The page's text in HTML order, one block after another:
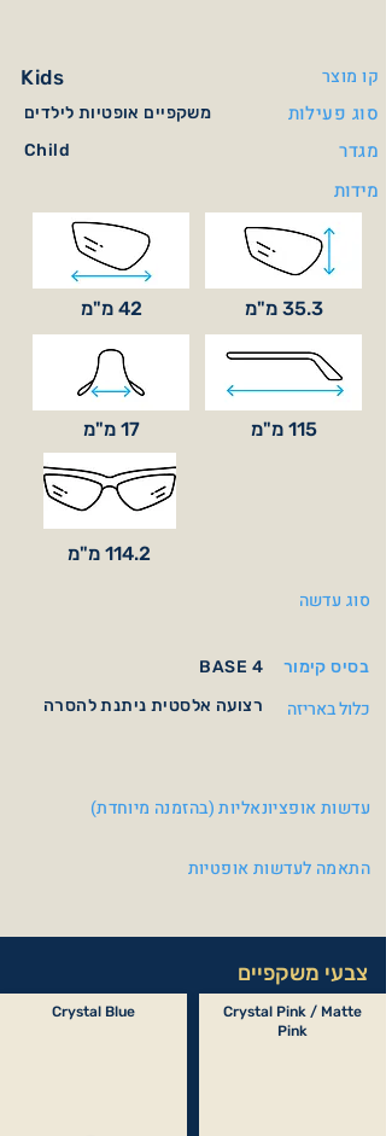
Kids קו מוצר
משקפיים אופטיות לילדים סוג פעילות
Child
מגדר
מידות
42 מ"מ 35.3 מ"מ
17 מ"מ 115 מ"מ
114.2 מ"מ
סוג עדשה
BASE 4
בסיס קימור
רצועה אלסטית ניתנת להסרה
כלול באריזה
עדשות אופציונאליות (בהזמנה מיוחדת)
התאמה לעדשות אופטיות
צבעי משקפיים
Crystal Blue
Crystal Pink / Matte
Pink